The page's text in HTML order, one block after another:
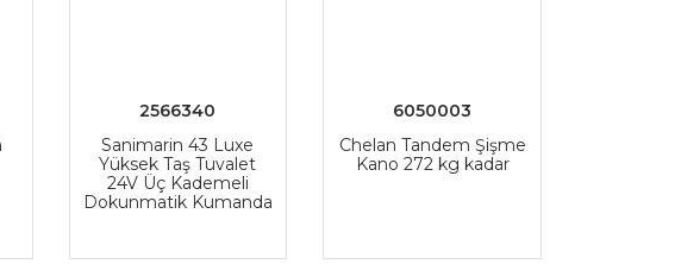
2566340
Sanimarin 43 Luxe
Yüksek Taş Tuvalet
24V Üç Kademeli
Dokunmatik Kumanda
6050003
Chelan Tandem Şişme
Kano 272 kg kadar